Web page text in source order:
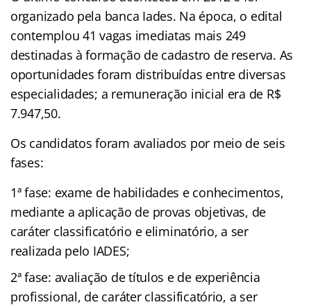
organizado pela banca Iades. Na época, o edital
contemplou 41 vagas imediatas mais 249
destinadas à formação de cadastro de reserva. As
oportunidades foram distribuídas entre diversas
especialidades; a remuneração inicial era de R$
7.947,50.
Os candidatos foram avaliados por meio de seis
fases:
1ª fase: exame de habilidades e conhecimentos,
mediante a aplicação de provas objetivas, de
caráter classificatório e eliminatório, a ser
realizada pelo IADES;
2ª fase: avaliação de títulos e de experiência
profissional, de caráter classificatório, a ser